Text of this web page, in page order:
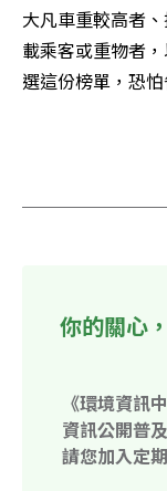
大凡車重較高者
載乘客或重物者
選這份榜單，恐
你的關心
《環境資訊
資訊公開普
請您加入定